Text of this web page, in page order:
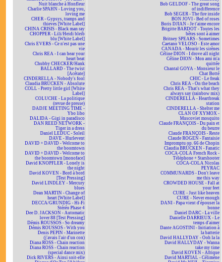
Nuit blanche à Honfleur
Charlie SPAHN - Loving you,
loving me
CHER - Gypsys, tramps and
thieves [White Label]
CHINA CRISIS - Black man ray
CHOPPER - Lili/Heidi bleib
blu [White Label]
Chris EVERS - Ce n'est pas une
vie
Chris REA - I can hear your
heart beat
Chubby CHECKER/Hank
BALLARD - The twist
[Acétate]
CINDERELLA - Nobody's fool
Claudia BRÜCKEN - Absolute
COLL - Pretty little girl [White
Label]
COLUCHE - La politique
(revue de presse)
DADJE MEETING TIME -
Ybo libo
DALIDA - Gigi in paradisco
DAN REED NETWORK -
Tiger in a dress
Daniel LEDUC - Soleil
DAVE - Hurlevent
DAVID + DAVID - Welcome to
the boomtown
DAVID + DAVID - Welcome to
the boomtown [monoface]
David KNOPFLER - Lonely is
the night
David KOVEN - Bord à bord
[Test Pressing]
David LINDLEY - Mercury
blues
Dean MARTIN - Change of
heart [White Label]
DECCA/GRUNDIG - Hi-Fi
Stéréo Phase 4
Dee D. JACKSON - Automatic
lover 88 [Test Pressing]
Démis ROUSSOS - So dreamy
Démis ROUSSOS - With you
Denis PEPIN - Marinette
(j'avais l'air d'un con)
Diana ROSS - Chain reaction
Diana ROSS - Chain reaction
(special dance mix)
Dick RIVERS - Ainsi soit-elle
Bob GELDOF - The great song
of indifference
Bob SEGER - The fire inside
BON JOVI - Bed of roses
Boris DJIAN - Je t'aime encore
Brigitte BARDOT - Toutes les
bêtes sont à aimer
Britney SPEARS - Sometimes
Caetano VELOSO - Este amor
CANADA - Mourir les sirènes
Céline DION - I drove all night
Céline DION - Mon ami m'a
quittée
Chantal GOYA - Monsieur le
Chat Botté
CHIC - Le freak
Chris REA - On the beach
Chris REA - That's what they
always say (rainbow mix)
CINDERELLA - Heartbreak
station
CINDERELLA - Shelter me
CLAN OF XYMOX -
Muscoviet mosquito
Claude FRANÇOIS - Du pain et
du beurre
Claude FRANÇOIS - Reste
Claude ROGEN - Fantaisie
Impromptu op. 66 de Chopin
Claudia BRÜCKEN - Fanatic
COCA-COLA French Rock -
Téléphone + Starshooter
COCA-COLA Nicolas
PEYRAC
COMMUNARDS - Don't leave
me this way
CROWDED HOUSE - Fall at
your feet
CURE - Just like heaven
CURE - Never enough
DANI - Papa vient d'épouser la
bonne
Daniel DARC - La ville
Danielle DARRIEUX - Le
temps d'aimer
Dante AGOSTINI - Initiation à
la batterie
David HALLYDAY - Ooh la la
David HALLYDAY - Wanna
take my time
David KOVEN - Afrique
David MARTIAL - Célimène